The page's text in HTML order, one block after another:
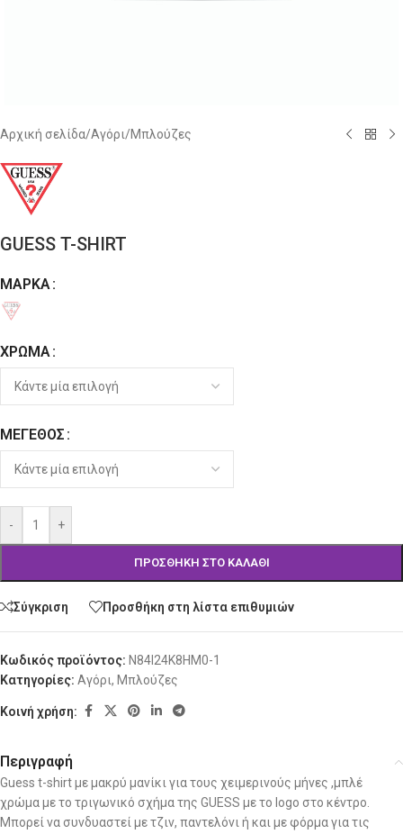
Αρχική σελίδα/Αγόρι/Μπλούζες
GUESS T-SHIRT
ΜΆΡΚΑ
ΧΡΏΜΑ
ΜΈΓΕΘΟΣ
- +
ΠΡΟΣΘΉΚΗ ΣΤΟ ΚΑΛΆΘΙ
Alternative:
Σύγκριση Προσθήκη στη λίστα επιθυμιών
Κωδικός προϊόντος: N84I24K8HM0-1
Κατηγορίες: Αγόρι, Μπλούζες
Κοινή χρήση:
Περιγραφή
Guess t-shirt με μακρύ μανίκι για τους χειμερινούς μήνες ,μπλέ
χρώμα με το τριγωνικό σχήμα της GUESS με το logo στο κέντρο.
Μπορεί να συνδυαστεί με τζιν, παντελόνι ή και με φόρμα για τις